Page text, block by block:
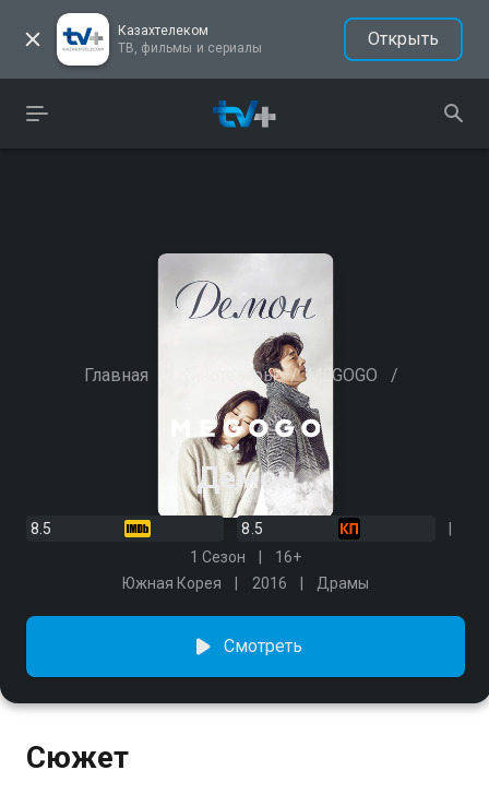
Казахтелеком
ТВ, фильмы и сериалы
Открыть
Главная Кинотеатры / MEGOGO /
Демон
8.5
8.5
1 Сезон
16+
Южная Корея
2016 Драмы
Смотреть
Сюжет